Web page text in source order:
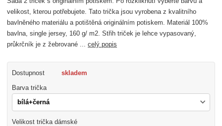
velikost, kterou potřebujete. Tato trička jsou vyrobena z kvalitního
bavlněného materiálu a potištěná originálním potiskem. Materiál 100%
bavlna, single jersey, 160 g/ m2. Střih triček je lehce vypasovaný,
průkrčník je z žebrované ...celý popis
Dostupnost skladem
Barva trička
Velikost trička dámské